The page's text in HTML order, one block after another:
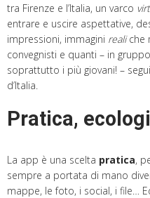
tra Firenze e l’Italia, un varco
entrare e uscire aspettative,
impressioni, immagini realiche
convegnisti e quanti – in
soprattutto i più giovani! –
d’Italia.
Pratica,
La app è una scelta pratica,
sempre a portata di mano
mappe, le foto, i social, i file…